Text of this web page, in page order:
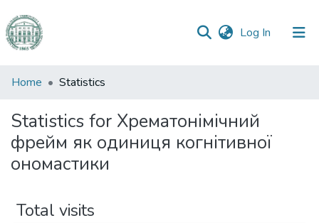
Log In (current)
Communities
Collections
All of DSpace
Home Statistics
Statistics for Хрематонімічний
фрейм як одиниця когнітивної
ономастики
Total visits